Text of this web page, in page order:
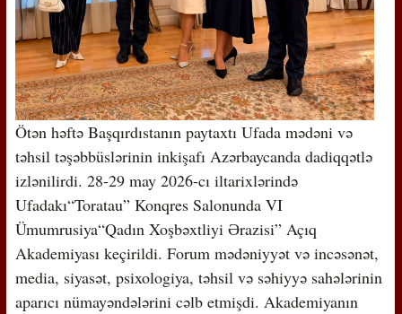
Ötən həftə Başqırdıstanın paytaxtı Ufada mədəni və
təhsil təşəbbüslərinin inkişafı Azərbaycanda dadiqqətlə
izlənilirdi. 28-29 may 2026-cı iltarixlərində
Ufadakı“Toratau” Konqres Salonunda VI
Ümumrusiya“Qadın Xoşbəxtliyi Ərazisi” Açıq
Akademiyası keçirildi. Forum mədəniyyət və incəsənət,
media, siyasət, psixologiya, təhsil və səhiyyə sahələrinin
aparıcı nümayəndələrini cəlb etmişdi. Akademiyanın